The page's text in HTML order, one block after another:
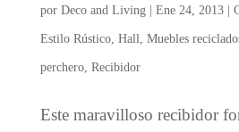
por Deco and Living| Ene 24, 2013|
Estilo Rústico, Hall Muebles
perchero, Recibidor
Este maravilloso recibidor